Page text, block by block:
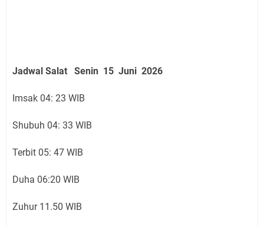
Jadwal Salat Senin 15 Juni 2026
Imsak 04: 23 WIB
Shubuh 04: 33 WIB
Terbit 05: 47 WIB
Duha 06:20 WIB
Zuhur 11.50 WIB